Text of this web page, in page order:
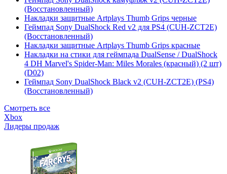
(Восстановленный)
Накладки защитные Artplays Thumb Grips черные
Геймпад Sony DualShock Red v2 для PS4 (CUH-ZCT2E)
(Восстановленный)
Накладки защитные Artplays Thumb Grips красные
Накладки на стики для геймпада DualSense / DualShock
4 DH Marvel's Spider-Man: Miles Morales (красный) (2 шт)
(D02)
Геймпад Sony DualShock Black v2 (CUH-ZCT2E) (PS4)
(Восстановленный)
Смотреть все
Xbox
Лидеры продаж